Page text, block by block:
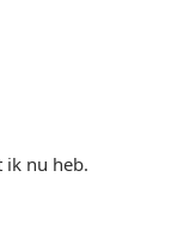
ik nu heb.